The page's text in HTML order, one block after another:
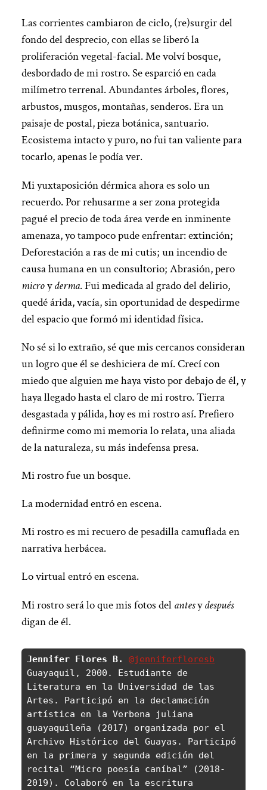
Las corrientes cambiaron de ciclo, (re)surgir del
fondo del desprecio, con ellas se liberó la
proliferación vegetal-facial. Me volví bosque,
desbordado de mi rostro. Se esparció en cada
milímetro terrenal. Abundantes árboles, flores,
arbustos, musgos, montañas, senderos. Era un
paisaje de postal, pieza botánica, santuario.
Ecosistema intacto y puro, no fui tan valiente para
tocarlo, apenas le podía ver.
Mi yuxtaposición dérmica ahora es solo un
recuerdo. Por rehusarme a ser zona protegida
pagué el precio de toda área verde en inminente
amenaza, yo tampoco pude enfrentar: extinción;
Deforestación a ras de mi cutis; un incendio de
causa humana en un consultorio; Abrasión, pero
microyderma. Fui medicada al grado del delirio,
quedé árida, vacía, sin oportunidad de despedirme
del espacio que formó mi identidad física.
No sé si lo extraño, sé que mis cercanos consideran
un logro que él se deshiciera de mí. Crecí con
miedo que alguien me haya visto por debajo de él, y
haya llegado hasta el claro de mi rostro. Tierra
desgastada y pálida, hoy es mi rostro así. Prefiero
definirme como mi memoria lo relata, una aliada
de la naturaleza, su más indefensa presa.
Mi rostro fue un bosque.
La modernidad entró en escena.
Mi rostro es mi recuero de pesadilla camuflada en
narrativa herbácea.
Lo virtual entró en escena.
Mi rostro será lo que mis fotos del antesydespués
digan de él.
Jennifer Flores B. @jenniferfloresb
Guayaquil, 2000. Estudiante de
Literatura en la Universidad de las
Artes. Participó en la declamación
artística en la Verbena juliana
guayaquileña (2017) organizada por el
Archivo Histórico del Guayas. Participó
en la primera y segunda edición del
recital “Micro poesía caníbal” (2018-
2019). Colaboró en la escritura